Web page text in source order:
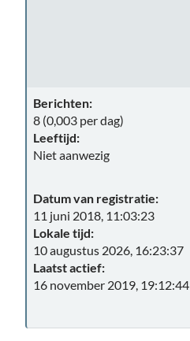
Berichten:
8 (0,003 per dag)
Leeftijd:
Niet aanwezig
Datum van registratie:
11 juni 2018, 11:03:23
Lokale tijd:
10 augustus 2026, 16:23:37
Laatst actief:
16 november 2019, 19:12:44